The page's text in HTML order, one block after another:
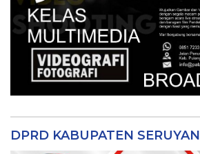
DPRD KABUPATEN SERUYAN